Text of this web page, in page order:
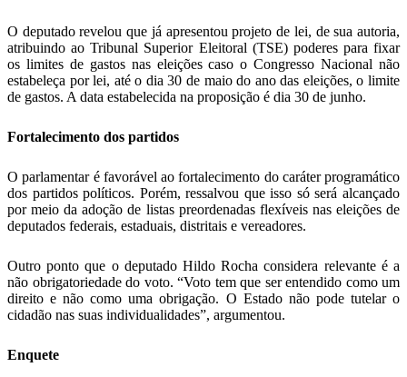
O deputado revelou que já apresentou projeto de lei, de sua autoria,
atribuindo ao Tribunal Superior Eleitoral (TSE) poderes para fixar
os limites de gastos nas eleições caso o Congresso Nacional não
estabeleça por lei, até o dia 30 de maio do ano das eleições, o limite
de gastos. A data estabelecida na proposição é dia 30 de junho.
Fortalecimento dos partidos
O parlamentar é favorável ao fortalecimento do caráter programático
dos partidos políticos. Porém, ressalvou que isso só será alcançado
por meio da adoção de listas preordenadas flexíveis nas eleições de
deputados federais, estaduais, distritais e vereadores.
Outro ponto que o deputado Hildo Rocha considera relevante é a
não obrigatoriedade do voto. “Voto tem que ser entendido como um
direito e não como uma obrigação. O Estado não pode tutelar o
cidadão nas suas individualidades”, argumentou.
Enquete